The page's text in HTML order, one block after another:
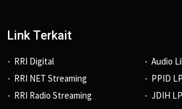
Link Terkait
RRI Digital
RRI NET Streaming
RRI Radio Streaming
Audio
PPID
JDIH